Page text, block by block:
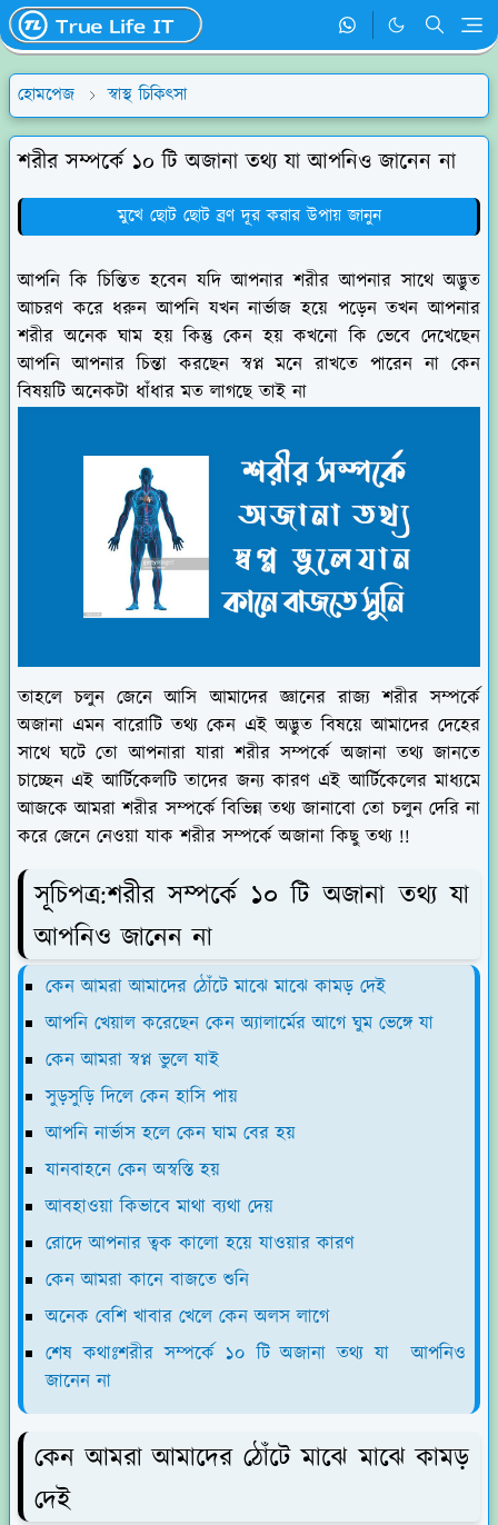
হোমপেজ স্বাস্থ চিকিৎসা
শরীর সম্পর্কে ১০ টি অজানা তথ্য যা আপনিও জানেন না
মুখে ছোট ছোট ব্রণ দূর করার উপায় জানুন
আপনি কি চিন্তিত হবেন যদি আপনার শরীর আপনার সাথে অদ্ভুত
আচরণ করে ধরুন আপনি যখন নার্ভাজ হয়ে পড়েন তখন আপনার
শরীর অনেক ঘাম হয় কিন্তু কেন হয় কখনো কি ভেবে দেখেছেন
আপনি আপনার চিন্তা করছেন স্বপ্ন মনে রাখতে পারেন না কেন
বিষয়টি অনেকটা ধাঁধার মত লাগছে তাই না
তাহলে চলুন জেনে আসি আমাদের জ্ঞানের রাজ্য শরীর সম্পর্কে
অজানা এমন বারোটি তথ্য কেন এই অদ্ভুত বিষয়ে আমাদের দেহের
সাথে ঘটে তো আপনারা যারা শরীর সম্পর্কে অজানা তথ্য জানতে
চাচ্ছেন এই আর্টিকেলটি তাদের জন্য কারণ এই আর্টিকেলের মাধ্যমে
আজকে আমরা শরীর সম্পর্কে বিভিন্ন তথ্য জানাবো তো চলুন দেরি না
করে জেনে নেওয়া যাক শরীর সম্পর্কে অজানা কিছু তথ্য !!
সূচিপত্র:শরীর সম্পর্কে ১০ টি অজানা তথ্য যা
আপনিও জানেন না
কেন আমরা আমাদের ঠোঁটে মাঝে মাঝে কামড় দেই
আপনি খেয়াল করেছেন কেন অ্যালার্মের আগে ঘুম ভেঙ্গে যা
কেন আমরা স্বপ্ন ভুলে যাই
সুড়সুড়ি দিলে কেন হাসি পায়
আপনি নার্ভাস হলে কেন ঘাম বের হয়
যানবাহনে কেন অস্বস্তি হয়
আবহাওয়া কিভাবে মাথা ব্যথা দেয়
রোদে আপনার ত্বক কালো হয়ে যাওয়ার কারণ
কেন আমরা কানে বাজতে শুনি
অনেক বেশি খাবার খেলে কেন অলস লাগে
শেষ কথাঃশরীর সম্পর্কে ১০ টি অজানা তথ্য যা আপনিও
জানেন না
কেন আমরা আমাদের ঠোঁটে মাঝে মাঝে কামড়
দেই